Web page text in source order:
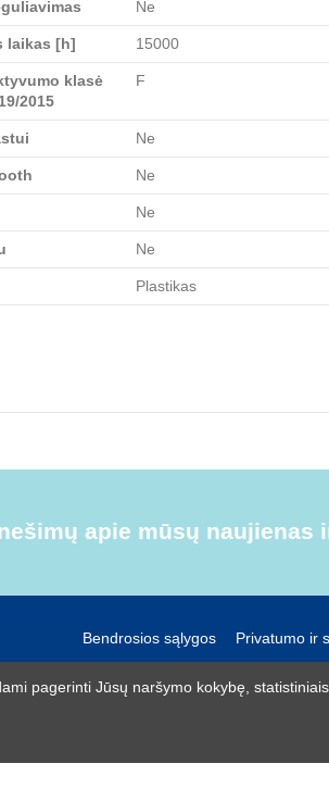
Ne
laikas [h] 15000
klasė
2015
F
Ne
Ne
Ne
Ne
Plastikas
apie mūsų
Bendrosios sąlygos Privatumo ir
UAB R-lux
pagerinti Jūsų naršymo kokybę,